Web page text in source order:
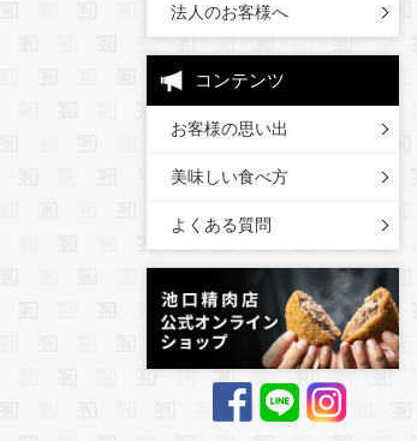
法人のお客様へ
コンテンツ
お客様の思い出
美味しい食べ方
よくある質問